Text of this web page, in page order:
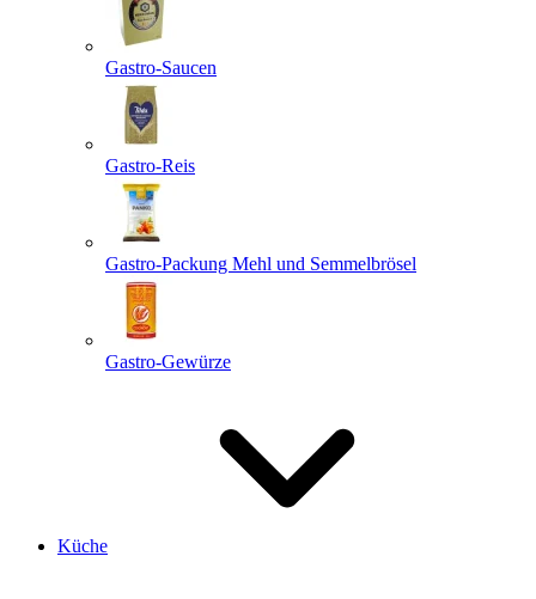
Gastro-Saucen
Gastro-Reis
Gastro-Packung Mehl und Semmelbrösel
Gastro-Gewürze
Küche